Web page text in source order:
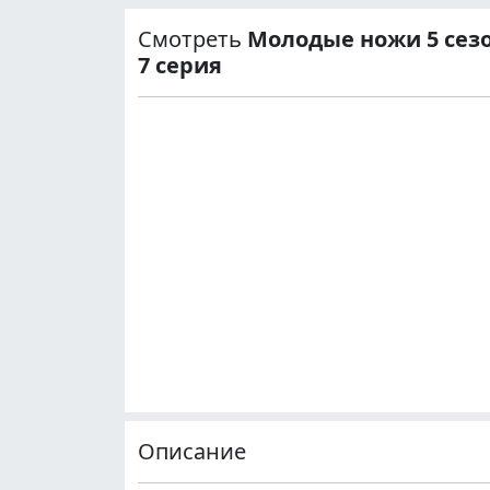
Смотреть Молодые ножи 5
7 серия
Описание